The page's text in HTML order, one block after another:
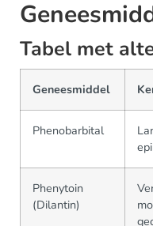
Tabel met
Geneesmiddel
Phenobarbital
Phenytoin
(Dilantin)